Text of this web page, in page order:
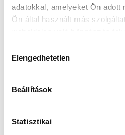
adatokkal, amelyeket Ön adott
Ön által használt más
kiválasztása
Elengedhetetlen
Beállítások
Statisztikai
ARANYÉRMES A 2008-
2015-11-29 15:30:35
Százszázalékos
tornagyőztes az MTK